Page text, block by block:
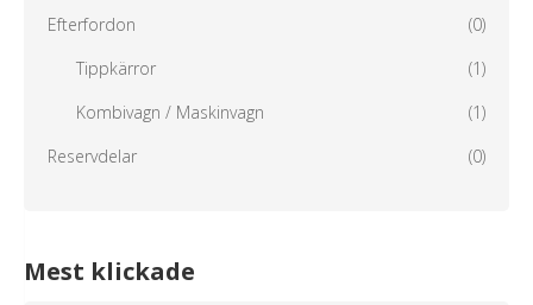
Efterfordon
(0)
Tippkärror
(1)
Kombivagn / Maskinvagn
(1)
Reservdelar
(0)
Mest klickade